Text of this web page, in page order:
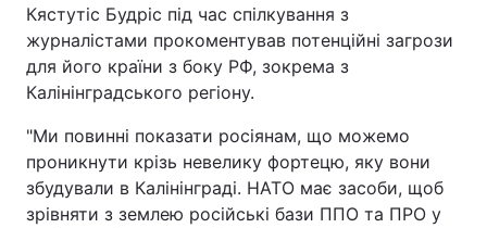
Кястутіс Будріс під час спілкування з
журналістами прокоментував потенційні загрози
для його країни з боку РФ, зокрема з
Калінінградського регіону.
"Ми повинні показати росіянам, що можемо
проникнути крізь невелику фортецю, яку вони
збудували в Калінінграді. НАТО має засоби, щоб
зрівняти з землею російські бази ППО та ПРО у